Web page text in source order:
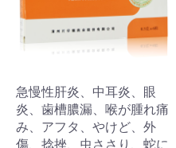
急慢性肝炎、中耳炎、眼
炎、歯槽膿漏、喉が腫れ痛
み、アフタ、やけど、外
傷、捻挫、虫ささり、蛇に